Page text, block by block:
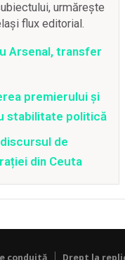
urmărește
flux editorial.
Arsenal, transfer
premierului și
stabilitate politică
de
din Ceuta